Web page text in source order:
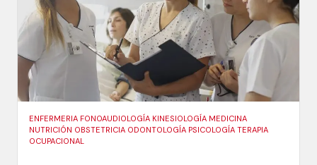
ENFERMERIA FONOAUDIOLOGÍA KINESIOLOGÍA MEDICINA
NUTRICIÓN OBSTETRICIA ODONTOLOGÍA PSICOLOGÍA TERAPIA
OCUPACIONAL